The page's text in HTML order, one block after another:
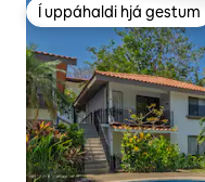
Í uppáhaldi hjá gestum
Í uppáhaldi hjá gestum